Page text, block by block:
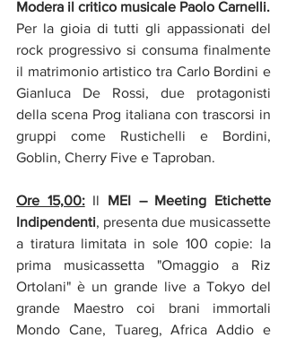
Modera il critico musicale Paolo Carnelli.
Per la gioia di tutti gli appassionati del
rock progressivo si consuma finalmente
il matrimonio artistico tra Carlo Bordini e
Gianluca De Rossi, due protagonisti
della scena Prog italiana con trascorsi in
gruppi come Rustichelli e Bordini,
Goblin, Cherry Five e Taproban.
Ore 15,00: Il MEI – Meeting Etichette
Indipendenti, presenta due musicassette
a tiratura limitata in sole 100 copie: la
prima musicassetta "Omaggio a Riz
Ortolani" è un grande live a Tokyo del
grande Maestro coi brani immortali
Mondo Cane, Tuareg, Africa Addio e